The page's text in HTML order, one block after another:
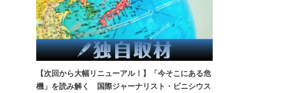
【次回から大幅リニューアル！】「今そこにある危
機」を読み解く 国際ジャーナリスト・ビニシウス